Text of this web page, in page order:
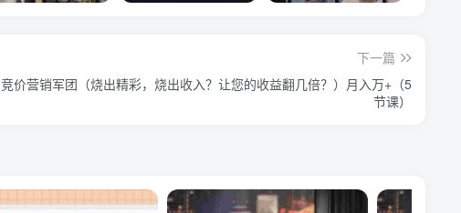
下一篇
竞价营销军团（烧出精彩，烧出收入？让您的收益翻几倍？）月入万+（5
节课）